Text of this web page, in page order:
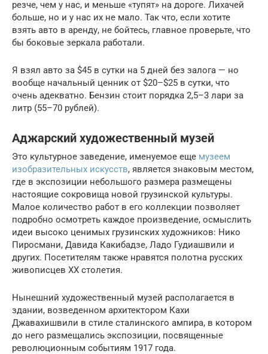
резче, чем у нас, и меньше «тупят» на дороге. Лихачей
больше, но и у нас их не мало. Так что, если хотите
взять авто в аренду, не бойтесь, главное проверьте, что
бы боковые зеркала работали.
Я взял авто за $45 в сутки на 5 дней без залога — но
вообще начальный ценник от $20–$25 в сутки, что
очень адекватно. Бензин стоит порядка 2,5–3 лари за
литр (55–70 рублей).
Аджарский художественный музей
Это культурное заведение, именуемое еще музеем
изобразительных искусств, является знаковым местом,
где в экспозиции небольшого размера размещены
настоящие сокровища новой грузинской культуры.
Малое количество работ в его коллекции позволяет
подробно осмотреть каждое произведение, осмыслить
идеи высоко ценимых грузинских художников: Нико
Пиросмани, Давида Какибадзе, Ладо Гудиашвили и
других. Посетителям также нравятся полотна русских
живописцев XX столетия.
Нынешний художественный музей располагается в
здании, возведенном архитектором Кахи
Джавахишвили в стиле сталинского ампира, в котором
до него размещались экспозиции, посвященные
революционным событиям 1917 года.